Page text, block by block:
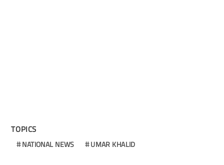
TOPICS
NATIONAL NEWS UMAR KHALID